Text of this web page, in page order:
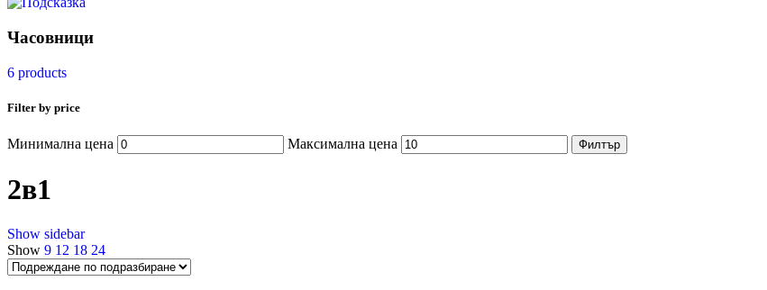
Часовници
6 products
Filter by price
Минимална цена Максимална цена Филтър
2в1
Show sidebar
Show 9 12 18 24